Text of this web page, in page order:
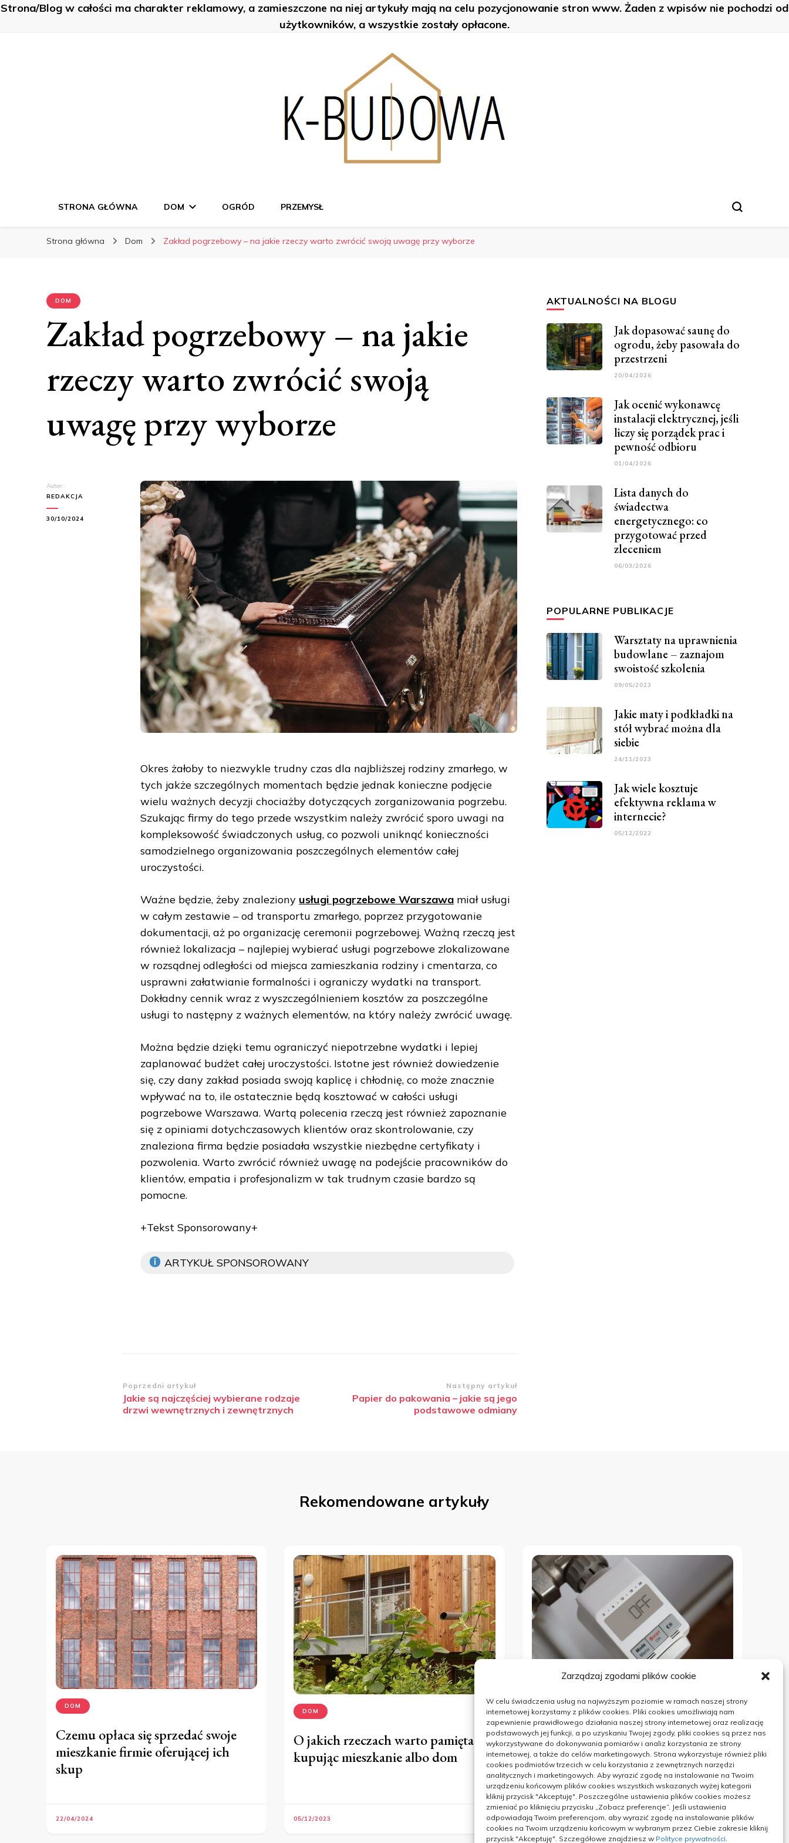
Zarządzaj zgodami plików cookie
W celu świadczenia usług na najwyższym poziomie w ramach naszej strony
internetowej korzystamy z plików cookies. Pliki cookies umożliwiają nam
zapewnienie prawidłowego działania naszej strony internetowej oraz realizację
podstawowych jej funkcji, a po uzyskaniu Twojej zgody, pliki cookies są przez nas
wykorzystywane do dokonywania pomiarów i analiz korzystania ze strony
internetowej, a także do celów marketingowych. Strona wykorzystuje również pliki
cookies podmiotów trzecich w celu korzystania z zewnętrznych narzędzi
analitycznych i marketingowych. Aby wyrazić zgodę na instalowanie na Twoim
urządzeniu końcowym plików cookies wszystkich wskazanych wyżej kategorii
kliknij przycisk "Akceptuję". Poszczególne ustawienia plików cookies możesz
zmieniać po kliknięciu przycisku „Zobacz preferencje”. Jeśli ustawienia
odpowiadają Twoim preferencjom, aby wyrazić zgodę na instalowanie plików
cookies na Twoim urządzeniu końcowym w wybranym przez Ciebie zakresie kliknij
przycisk "Akceptuję". Szczegółowe znajdziesz w Polityce prywatności.
Strona/Blog w całości ma charakter reklamowy, a zamieszczone na niej artykuły mają na celu pozycjonowanie stron www. Żaden z wpisów nie pochodzi od
użytkowników, a wszystkie zostały opłacone.
K-Budowa
STRONA GŁÓWNA DOM OGRÓD PRZEMYSŁ
Strona główna Dom Zakład pogrzebowy – na jakie rzeczy warto zwrócić swoją uwagę przy wyborze
DOM
Zakład pogrzebowy – na jakie
rzeczy warto zwrócić swoją
uwagę przy wyborze
Autor:
REDAKCJA
30/10/2024
Okres żałoby to niezwykle trudny czas dla najbliższej rodziny zmarłego, w
tych jakże szczególnych momentach będzie jednak konieczne podjęcie
wielu ważnych decyzji chociażby dotyczących zorganizowania pogrzebu.
Szukając firmy do tego przede wszystkim należy zwrócić sporo uwagi na
kompleksowość świadczonych usług, co pozwoli uniknąć konieczności
samodzielnego organizowania poszczególnych elementów całej
uroczystości.
Ważne będzie, żeby znaleziony usługi pogrzebowe Warszawa miał usługi
w całym zestawie – od transportu zmarłego, poprzez przygotowanie
dokumentacji, aż po organizację ceremonii pogrzebowej. Ważną rzeczą jest
również lokalizacja – najlepiej wybierać usługi pogrzebowe zlokalizowane
w rozsądnej odległości od miejsca zamieszkania rodziny i cmentarza, co
usprawni załatwianie formalności i ograniczy wydatki na transport.
Dokładny cennik wraz z wyszczególnieniem kosztów za poszczególne
usługi to następny z ważnych elementów, na który należy zwrócić uwagę.
Można będzie dzięki temu ograniczyć niepotrzebne wydatki i lepiej
zaplanować budżet całej uroczystości. Istotne jest również dowiedzenie
się, czy dany zakład posiada swoją kaplicę i chłodnię, co może znacznie
wpływać na to, ile ostatecznie będą kosztować w całości usługi
pogrzebowe Warszawa. Wartą polecenia rzeczą jest również zapoznanie
się z opiniami dotychczasowych klientów oraz skontrolowanie, czy
znaleziona firma będzie posiadała wszystkie niezbędne certyfikaty i
pozwolenia. Warto zwrócić również uwagę na podejście pracowników do
klientów, empatia i profesjonalizm w tak trudnym czasie bardzo są
pomocne.
+Tekst Sponsorowany+
ARTYKUŁ SPONSOROWANY
Zobacz
wpisy
Poprzedni artykuł
Jakie są najczęściej wybierane rodzaje
drzwi wewnętrznych i zewnętrznych
Następny artykuł
Papier do pakowania – jakie są jego
podstawowe odmiany
AKTUALNOŚCI NA BLOGU
Jak dopasować saunę do
ogrodu, żeby pasowała do
przestrzeni
20/04/2026
Jak ocenić wykonawcę
instalacji elektrycznej, jeśli
liczy się porządek prac i
pewność odbioru
01/04/2026
Lista danych do
świadectwa
energetycznego: co
przygotować przed
zleceniem
06/03/2026
POPULARNE PUBLIKACJE
Warsztaty na uprawnienia
budowlane – zaznajom
swoistość szkolenia
09/05/2023
Jakie maty i podkładki na
stół wybrać można dla
siebie
24/11/2023
Jak wiele kosztuje
efektywna reklama w
internecie?
05/12/2022
Rekomendowane artykuły
DOM
Czemu opłaca się sprzedać swoje
mieszkanie firmie oferującej ich
skup
22/04/2024
DOM
O jakich rzeczach warto pamiętać
kupując mieszkanie albo dom
05/12/2023
DOM
W jakich sytuacjach potrzebne
energetyczne świadectwo budynku
12/02/2024